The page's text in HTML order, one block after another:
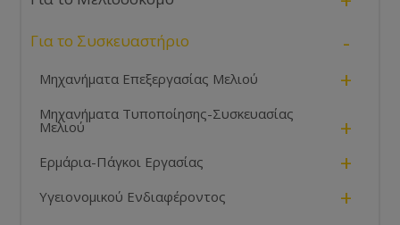
Για το Συσκευαστήριο -
Μηχανήματα Επεξεργασίας Μελιού +
Μηχανήματα Τυποποίησης-Συσκευασίας
Μελιού +
Ερμάρια-Πάγκοι Εργασίας +
Υγειονομικού Ενδιαφέροντος +